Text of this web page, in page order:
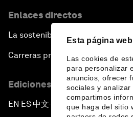
Esta página
Las cookies de
para personalizar
anuncios, ofrecer
sociales y analizar
compartimos
que haga del sitio
Enlaces directos
La sostenibilidad en el Foro
Carreras profesionales
Ediciones en otros idiomas
EN ▪ ES▪中文▪ 日本語